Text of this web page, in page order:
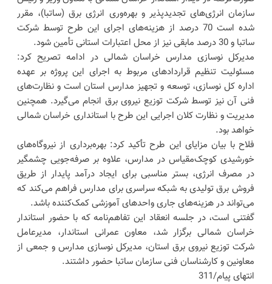
سازمان انرژی‌های تجدیدپذیر و بهره‌وری انرژی برق (ساتبا)، مقرر
شده است 70 درصد از هزینه‌های اجرای این طرح توسط شرکت
ساتبا و 30 درصد مابقی نیز از محل اعتبارات استانی تأمین شود.
مدیرکل نوسازی مدارس خراسان شمالی در ادامه تصریح کرد:
مسئولیت تنظیم قراردادهای مربوط به اجرای این پروژه بر عهده
اداره کل نوسازی، توسعه و تجهیز مدارس استان است و نظارت‌های
فنی آن نیز توسط شرکت توزیع نیروی برق انجام می‌گیرد. همچنین
مدیریت و نظارت کلان اجرایی این طرح با استانداری خراسان شمالی
خواهد بود.
فلاح با بیان مزایای این طرح تأکید کرد: بهره‌برداری از نیروگاه‌های
خورشیدی کوچک‌مقیاس در مدارس، علاوه بر صرفه‌جویی چشمگیر
در مصرف انرژی، بستر مناسبی برای ایجاد درآمد پایدار از طریق
فروش برق تولیدی به شبکه سراسری برای مدارس فراهم می‌کند که
می‌تواند در هزینه‌های جاری واحدهای آموزشی کمک‌کننده باشد.
گفتنی است، در جلسه انعقاد این تفاهم‌نامه که با حضور استاندار
خراسان شمالی برگزار شد، معاون عمرانی استاندار، مدیرعامل
شرکت توزیع نیروی برق استان، مدیرکل نوسازی مدارس و جمعی از
معاونین و کارشناسان فنی سازمان ساتبا حضور داشتند.
انتهای پیام/311